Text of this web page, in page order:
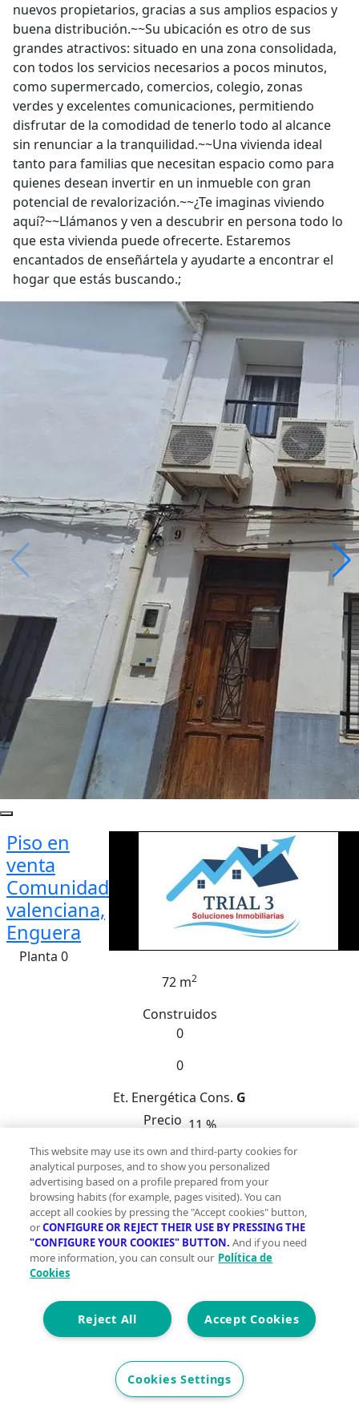
nuevos propietarios, gracias a sus amplios espacios y
buena distribución.~~Su ubicación es otro de sus
grandes atractivos: situado en una zona consolidada,
con todos los servicios necesarios a pocos minutos,
como supermercado, comercios, colegio, zonas
verdes y excelentes comunicaciones, permitiendo
disfrutar de la comodidad de tenerlo todo al alcance
sin renunciar a la tranquilidad.~~Una vivienda ideal
tanto para familias que necesitan espacio como para
quienes desean invertir en un inmueble con gran
potencial de revalorización.~~¿Te imaginas viviendo
aquí?~~Llámanos y ven a descubrir en persona todo lo
que esta vivienda puede ofrecerte. Estaremos
encantados de enseñártela y ayudarte a encontrar el
hogar que estás buscando.;
Piso en
venta
Comunidad
valenciana,
Enguera
Planta 0
72 m2
Construidos
0
0
Et. Energética Cons. G
Precio 11 %
33.000 €
37.000 €
CONDICIONES ESPECIALES DE COMPRA:~~1º.- No
permite hipoteca sobre el inmueble, los bancos no
financian estas operaciones.~2º.- VENTA SIN
POSESIÓN. LA PROPIEDAD NO SE PUEDE VER
INTERIORMENTE, pero sí saber su ubicación exacta y
disponemos de fotos del interior).~3º.- La obtención de
las llaves dependerá del curso del procedimiento.~4º.-
profesionales (abogado y procurador) podrán atender
su procedimiento judicial hasta la obtención de llaves.
This website may use its own and third-party cookies for
analytical purposes, and to show you personalized
advertising based on a profile prepared from your
browsing habits (for example, pages visited). You can
accept all cookies by pressing the "Accept cookies" button,
orCONFIGURE OR REJECT THEIR USE BY PRESSING THE
"CONFIGURE YOUR COOKIES" BUTTON. And if you need
more information, you can consult our Política de
Cookies
Accept Cookies
Reject All
Cookies Settings